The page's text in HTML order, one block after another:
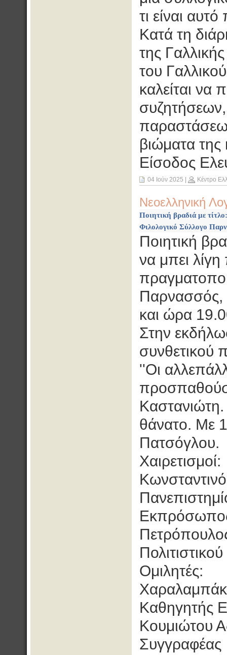
τι είναι
Κατά τη
της
του
καλείται
βιώματα της
Είσοδος
04 Ιούν 2025 Κέντρο
Νεοελληνική
Ποιητική βραδιά με
Φιλολογικό Σύλλογο
Ποιητική
να μπει
Παρνασσός,
και ώρα
Στην
συνθετικού
''Οι
θάνατο. Με
Πατσόγλου.
Χαιρετισμοί:
Ομιλητές:
Καθηγητής
Κουμιώτου
Συγγραφέας